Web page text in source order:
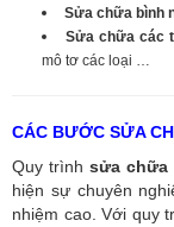
Sửa chữa bình
Sửa chữa các
mô tơ các loại …
CÁC BƯỚC SỬA
Quy trình sửa chữa
hiện sự chuyên
nhiệm cao. Với quy